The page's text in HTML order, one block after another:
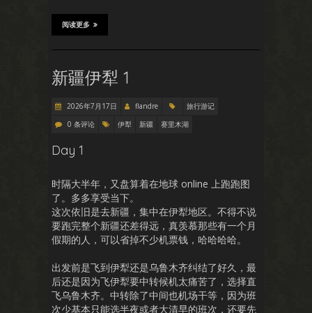
阅读更多
新疆伊犁 1
2026年7月17日 flandre
旅行游记
0 条评论
伊犁 新疆 赛里木湖
Day 1
时隔大半年，又盘算着在地球 online 上跑跑图
了。多多享受当下。
这次依旧是去新疆，集中在伊犁地区。不得不说
要跑完整个新疆还差得远，真羡慕那些有一个月
假期的人，可以省掉不少机票钱，哈哈哈哈。
出发前是飞到伊犁还是乌鲁木齐纠结了好久，最
后还是因为飞伊犁要中转候机太痛苦了，选择直
飞乌鲁木齐。中转除了中间也机场干等，因为班
次少基本只能选半夜或者大清早的班次，还要先